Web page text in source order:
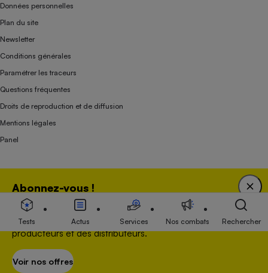
Abonnez-vous !
Bénéficiez d'une expertise unique tout en soutenant
une association 100 % indépendante de l'Etat, des
producteurs et des distributeurs.
Voir nos offres
Données personnelles
Plan du site
Newsletter
Conditions générales
Paramétrer les traceurs
Questions fréquentes
Droits de reproduction et de diffusion
Mentions légales
Panel
Association indépendante de l’État, des syndicats, des producteurs et des
distributeurs depuis 1951.
Tests Actus Services Nos combats Rechercher